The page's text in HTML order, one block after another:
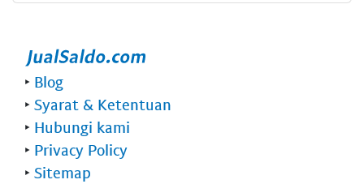
‣ Blog
‣ Syarat & Ketentuan
‣ Hubungi kami
‣ Privacy Policy
‣ Sitemap